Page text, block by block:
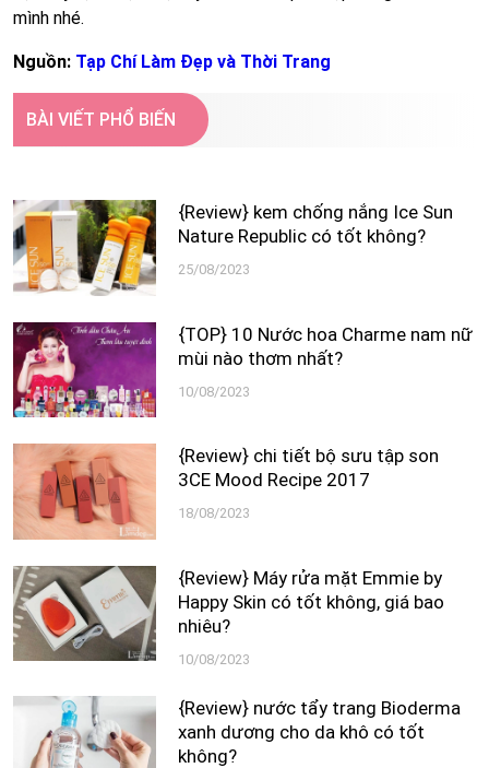
mình nhé.
Nguồn: Tạp Chí Làm Đẹp và Thời Trang
BÀI VIẾT PHỔ BIẾN
{Review} kem chống nắng Ice Sun
Nature Republic có tốt không?
25/08/2023
{TOP} 10 Nước hoa Charme nam nữ
mùi nào thơm nhất?
10/08/2023
{Review} chi tiết bộ sưu tập son
3CE Mood Recipe 2017
18/08/2023
{Review} Máy rửa mặt Emmie by
Happy Skin có tốt không, giá bao
nhiêu?
10/08/2023
{Review} nước tẩy trang Bioderma
xanh dương cho da khô có tốt
không?